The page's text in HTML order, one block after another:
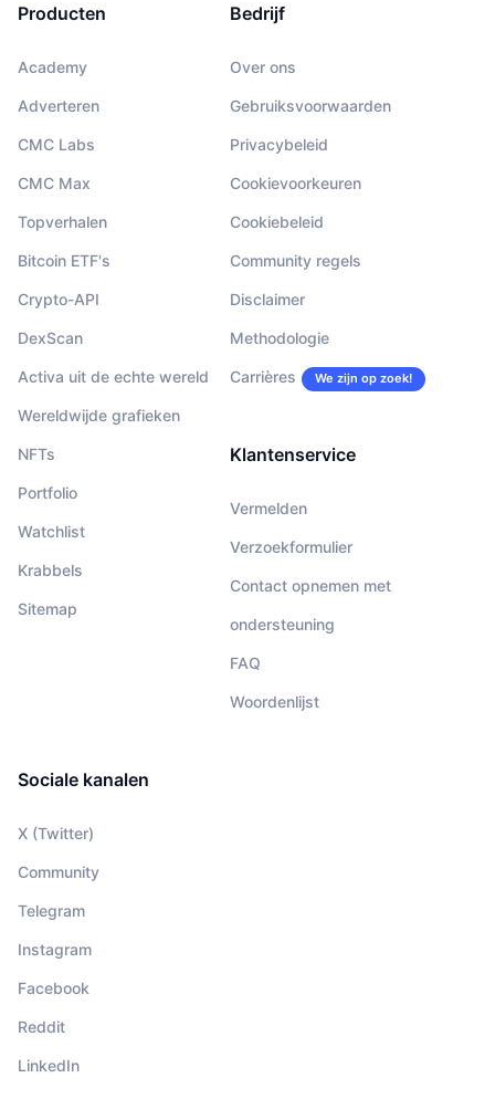
Producten
Academy
Adverteren
CMC Labs
CMC Max
Topverhalen
Bitcoin ETF's
Crypto-API
DexScan
Activa uit de echte wereld
Wereldwijde grafieken
NFTs
Portfolio
Watchlist
Krabbels
Sitemap
Bedrijf
Over ons
Gebruiksvoorwaarden
Privacybeleid
Cookievoorkeuren
Cookiebeleid
Community regels
Disclaimer
Methodologie
Carrières We zijn op zoek!
Klantenservice
Vermelden
Verzoekformulier
Contact opnemen met
ondersteuning
FAQ
Woordenlijst
Sociale kanalen
X (Twitter)
Community
Telegram
Instagram
Facebook
Reddit
LinkedIn